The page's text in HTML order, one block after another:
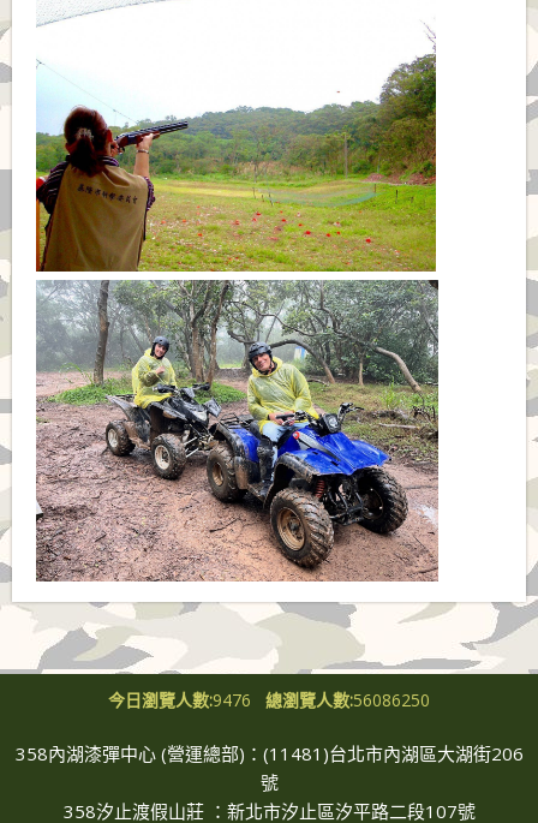
今日瀏覽人數:9476 總瀏覽人數:56086250
358內湖漆彈中心 (營運總部)：(11481)台北市內湖區大湖街206
號
358汐止渡假山莊 ：新北市汐止區汐平路二段107號